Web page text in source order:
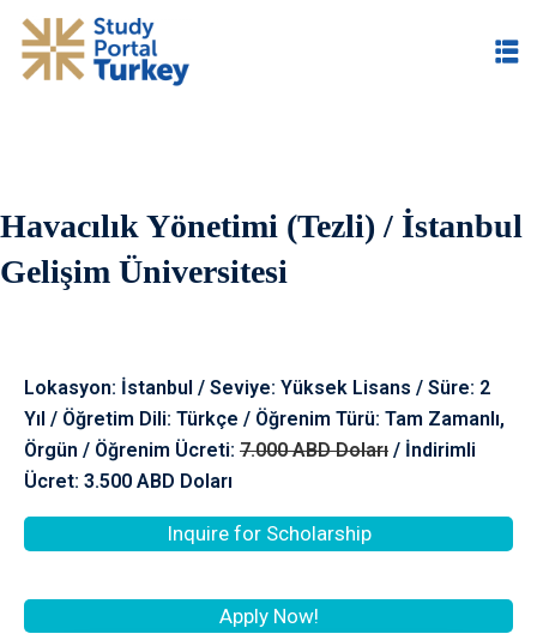
Havacılık Yönetimi (Tezli) / İstanbul
Gelişim Üniversitesi
Lokasyon: İstanbul / Seviye: Yüksek Lisans / Süre: 2
Yıl / Öğretim Dili: Türkçe / Öğrenim Türü: Tam Zamanlı,
Örgün / Öğrenim Ücreti: 7.000 ABD Doları / İndirimli
Ücret: 3.500 ABD Doları
Inquire for Scholarship
Apply Now!